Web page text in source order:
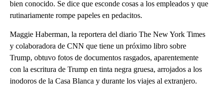
bien conocido. Se dice que esconde cosas a los empleados y que
rutinariamente rompe papeles en pedacitos.
Maggie Haberman, la reportera del diario The New York Times
y colaboradora de CNN que tiene un próximo libro sobre
Trump, obtuvo fotos de documentos rasgados, aparentemente
con la escritura de Trump en tinta negra gruesa, arrojados a los
inodoros de la Casa Blanca y durante los viajes al extranjero.